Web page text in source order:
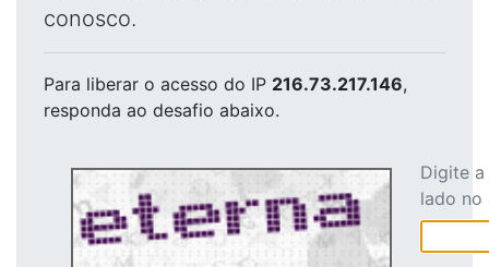
conosco.
Para liberar o acesso do IP 216.73.217.146,
responda ao desafio abaixo.
Digite
lado no